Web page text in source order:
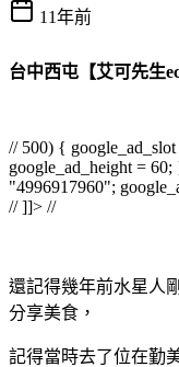
11年前
台中西屯【艾可先生
// 500) {
google_ad_height =
"4996917960";
// ]]> //
還記得幾年前水星人
分享美食，
記得當時去了位在勤